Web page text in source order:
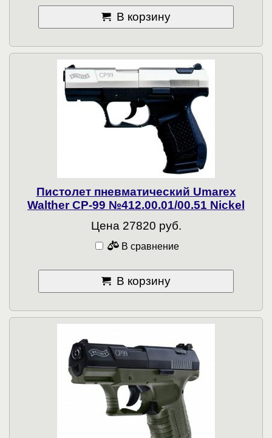
В корзину
Пистолет пневматический Umarex
Walther CP-99 №412.00.01/00.51 Nickel
Цена 27820 руб.
В сравнение
В корзину